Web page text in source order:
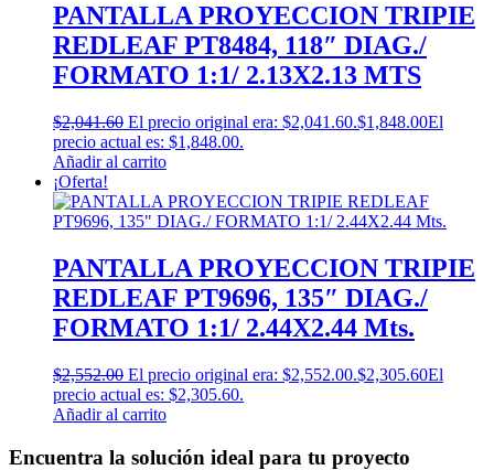
PANTALLA PROYECCION TRIPIE
REDLEAF PT8484, 118″ DIAG./
FORMATO 1:1/ 2.13X2.13 MTS
$2,041.60 El precio original era: $2,041.60.$1,848.00El
precio actual es: $1,848.00.
Añadir al carrito
¡Oferta!
PANTALLA PROYECCION TRIPIE
REDLEAF PT9696, 135″ DIAG./
FORMATO 1:1/ 2.44X2.44 Mts.
$2,552.00 El precio original era: $2,552.00.$2,305.60El
precio actual es: $2,305.60.
Añadir al carrito
Encuentra la solución ideal para tu proyecto